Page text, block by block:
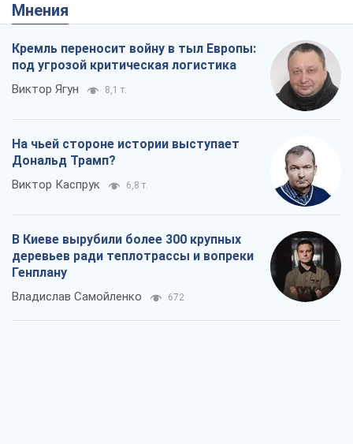
Мнения
Кремль переносит войну в тыл Европы:
под угрозой критическая логистика
Виктор Ягун 8,1 т.
На чьей стороне истории выступает
Дональд Трамп?
Виктор Каспрук 6,8 т.
В Киеве вырубили более 300 крупных
деревьев ради теплотрассы и вопреки
Генплану
Владислав Самойленко 672